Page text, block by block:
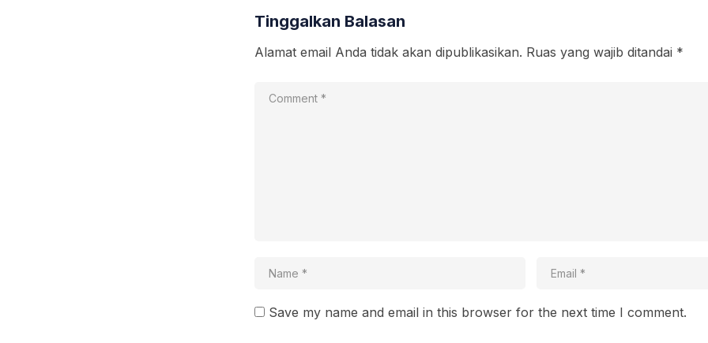
Tinggalkan Balasan
Alamat email Anda tidak akan dipublikasikan. Ruas yang wajib ditandai *
Save my name and email in this browser for the next time I comment.